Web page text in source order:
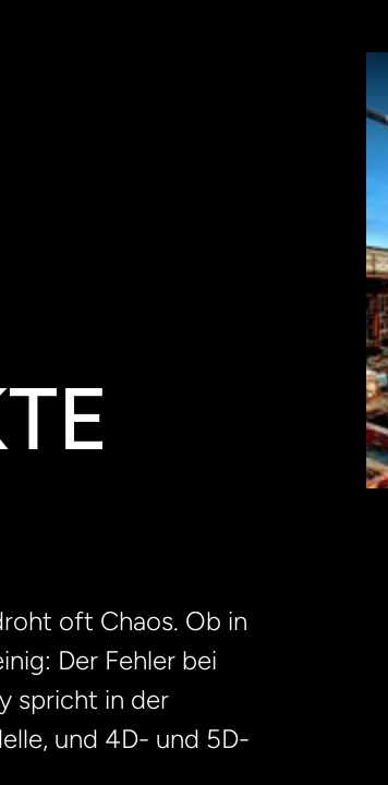
S
oft Chaos. Ob in
Der Fehler bei
spricht in der
und 4D- und 5D-